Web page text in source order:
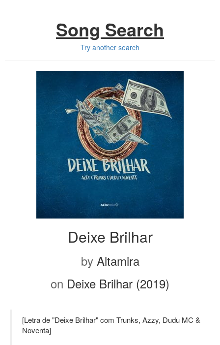
Song Search
Try another search
Deixe Brilhar
by Altamira
on Deixe Brilhar (2019)
[Letra de "Deixe Brilhar" com Trunks, Azzy, Dudu MC &
Noventa]